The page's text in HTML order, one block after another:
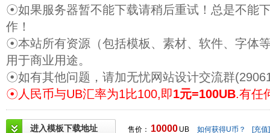
☉如果服务器暂不能下载请稍后重试！总是不能
作！
☉本站所有资源（包括模板、素材、软件、字体
用于商业用途。
☉如有其他问题，请加无忧网站设计交流群
☉人民币与UB汇率为1比100,即1元=100UB.有任
进入模板下载地址 售价： 10000 UB 如何获得U币？ [充值]